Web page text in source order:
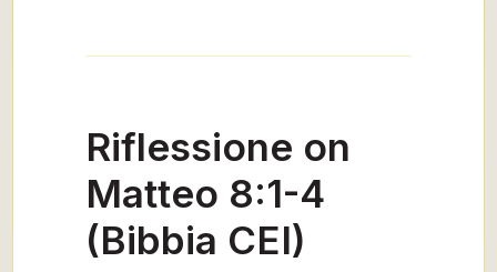
Riflessione on
Matteo 8:1-4
(Bibbia CEI)